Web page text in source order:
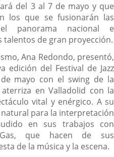
del 3 al 7 de mayo y que
los que se fusionarán las
panorama nacional e
de gran proyección.
Ana Redondo, presentó,
edición del Festival de Jazz
mayo con el swing de la
en Valladolid con la
vital y enérgico. A su
para la interpretación
en sus trabajos con
que hacen de sus
de la música y la escena.